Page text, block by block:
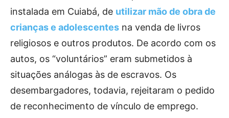
instalada em Cuiabá, de utilizar mão de obra de
crianças e adolescentes na venda de livros
religiosos e outros produtos. De acordo com os
autos, os “voluntários” eram submetidos à
situações análogas às de escravos. Os
desembargadores, todavia, rejeitaram o pedido
de reconhecimento de vínculo de emprego.